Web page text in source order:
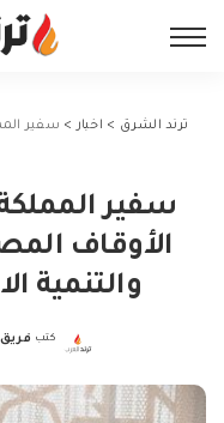
ترند الشرق > اخبار > سفير المملكة
سفير
الأوقاف
والتنمية
Posted
كتب فريق